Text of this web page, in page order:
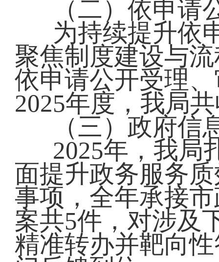
（二）依申请
为持续提升依
聚焦制度建设与
依申请公开受理
2025年度，我局
（三）政府信
2025年，我局
面提升政务服务
事项，全年承接
案共5件，对涉及
精准转办并靶向